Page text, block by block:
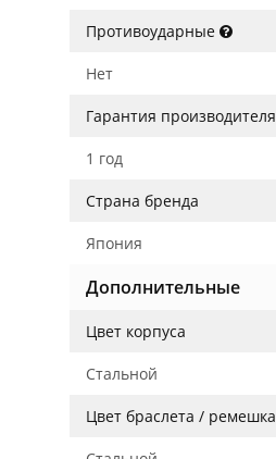
Противоударные
Нет
Гарантия производителя
1 год
Страна бренда
Япония
Дополнительные
Цвет корпуса
Стальной
Цвет браслета / ремешка